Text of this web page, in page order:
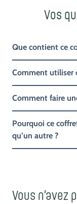
Vos
Que contient ce
Comment utiliser
Comment faire
Pourquoi ce
qu’un autre ?
Vous n’avez